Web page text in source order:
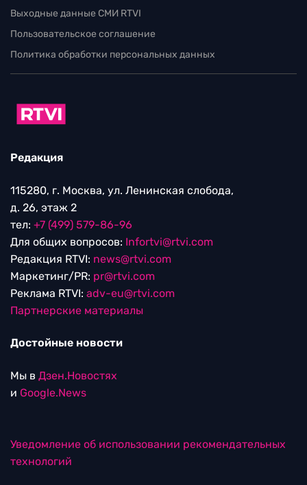
Выходные данные СМИ RTVI
Пользовательское соглашение
Политика обработки персональных данных
Редакция
115280, г. Москва, ул. Ленинская слобода,
д. 26, этаж 2
тел: +7 (499) 579-86-96
Для общих вопросов: Infortvi@rtvi.com
Редакция RTVI: news@rtvi.com
Маркетинг/PR: pr@rtvi.com
Реклама RTVI: adv-eu@rtvi.com
Партнерские материалы
Достойные новости
Мы в Дзен.Новостях
и Google.News
Уведомление об использовании рекомендательных
технологий